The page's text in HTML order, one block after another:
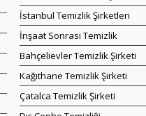
İstanbul Temizlik Şirketleri
İnşaat Sonrası Temizlik
Bahçelievler Temizlik Şirketi
Kağıthane Temizlik Şirketi
Çatalca Temizlik Şirketi